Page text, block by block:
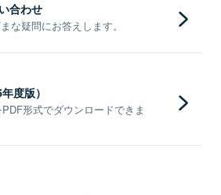
合わせ
な疑問にお答えします。
度版）
形式でダウンロードできま